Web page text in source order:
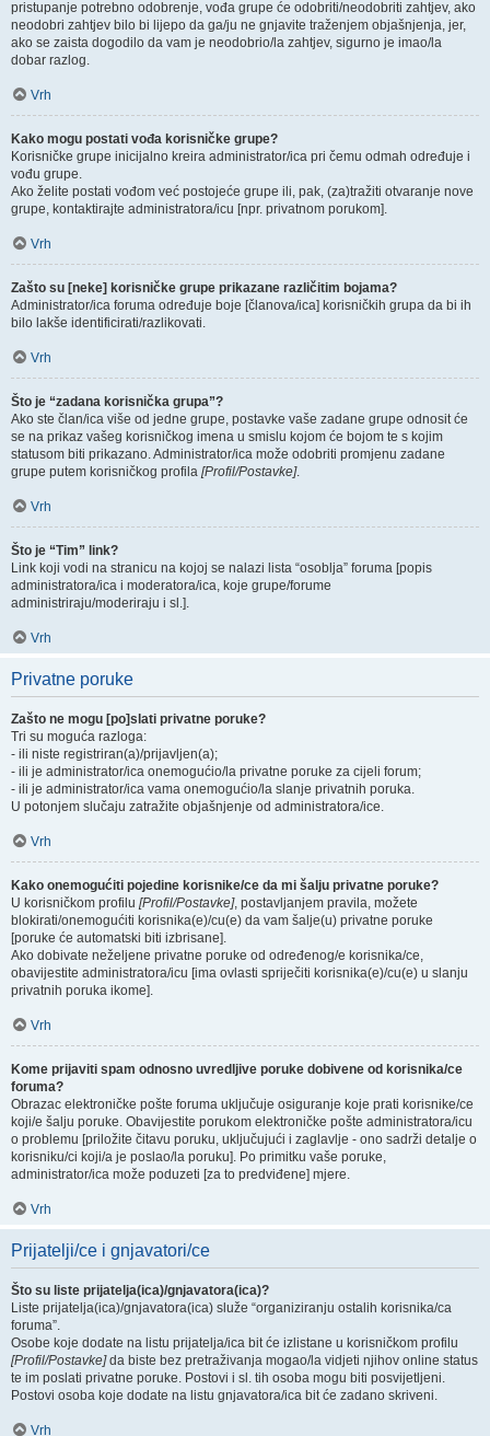
pristupanje potrebno odobrenje, vođa grupe će odobriti/neodobriti zahtjev, ako
neodobri zahtjev bilo bi lijepo da ga/ju ne gnjavite traženjem objašnjenja, jer,
ako se zaista dogodilo da vam je neodobrio/la zahtjev, sigurno je imao/la
dobar razlog.
Vrh
Kako mogu postati vođa korisničke grupe?
Korisničke grupe inicijalno kreira administrator/ica pri čemu odmah određuje i
vođu grupe.
Ako želite postati vođom već postojeće grupe ili, pak, (za)tražiti otvaranje nove
grupe, kontaktirajte administratora/icu [npr. privatnom porukom].
Vrh
Zašto su [neke] korisničke grupe prikazane različitim bojama?
Administrator/ica foruma određuje boje [članova/ica] korisničkih grupa da bi ih
bilo lakše identificirati/razlikovati.
Vrh
Što je “zadana korisnička grupa”?
Ako ste član/ica više od jedne grupe, postavke vaše zadane grupe odnosit će
se na prikaz vašeg korisničkog imena u smislu kojom će bojom te s kojim
statusom biti prikazano. Administrator/ica može odobriti promjenu zadane
grupe putem korisničkog profila [Profil/Postavke].
Vrh
Što je “Tim” link?
Link koji vodi na stranicu na kojoj se nalazi lista “osoblja” foruma [popis
administratora/ica i moderatora/ica, koje grupe/forume
administriraju/moderiraju i sl.].
Vrh
Privatne poruke
Zašto ne mogu [po]slati privatne poruke?
Tri su moguća razloga:
- ili niste registriran(a)/prijavljen(a);
- ili je administrator/ica onemogućio/la privatne poruke za cijeli forum;
- ili je administrator/ica vama onemogućio/la slanje privatnih poruka.
U potonjem slučaju zatražite objašnjenje od administratora/ice.
Vrh
Kako onemogućiti pojedine korisnike/ce da mi šalju privatne poruke?
U korisničkom profilu [Profil/Postavke], postavljanjem pravila, možete
blokirati/onemogućiti korisnika(e)/cu(e) da vam šalje(u) privatne poruke
[poruke će automatski biti izbrisane].
Ako dobivate neželjene privatne poruke od određenog/e korisnika/ce,
obavijestite administratora/icu [ima ovlasti spriječiti korisnika(e)/cu(e) u slanju
privatnih poruka ikome].
Vrh
Kome prijaviti spam odnosno uvredljive poruke dobivene od korisnika/ce
foruma?
Obrazac elektroničke pošte foruma uključuje osiguranje koje prati korisnike/ce
koji/e šalju poruke. Obavijestite porukom elektroničke pošte administratora/icu
o problemu [priložite čitavu poruku, uključujući i zaglavlje - ono sadrži detalje o
korisniku/ci koji/a je poslao/la poruku]. Po primitku vaše poruke,
administrator/ica može poduzeti [za to predviđene] mjere.
Vrh
Prijatelji/ce i gnjavatori/ce
Što su liste prijatelja(ica)/gnjavatora(ica)?
Liste prijatelja(ica)/gnjavatora(ica) služe “organiziranju ostalih korisnika/ca
foruma”.
Osobe koje dodate na listu prijatelja/ica bit će izlistane u korisničkom profilu
[Profil/Postavke]da biste bez pretraživanja mogao/la vidjeti njihov online status
te im poslati privatne poruke. Postovi i sl. tih osoba mogu biti posvijetljeni.
Postovi osoba koje dodate na listu gnjavatora/ica bit će zadano skriveni.
Vrh